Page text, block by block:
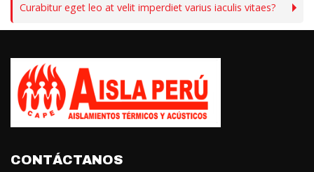
Curabitur eget leo at velit imperdiet varius iaculis vitaes?
CONTÁCTANOS